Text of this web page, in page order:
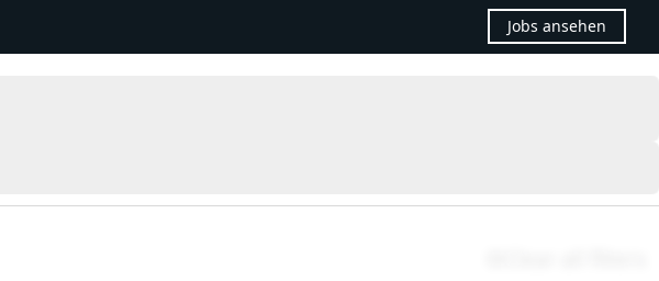
Jobs ansehen